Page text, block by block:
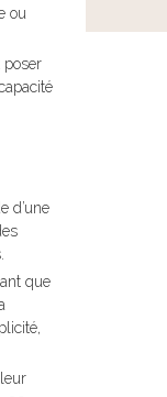
ou
poser
d’une
que